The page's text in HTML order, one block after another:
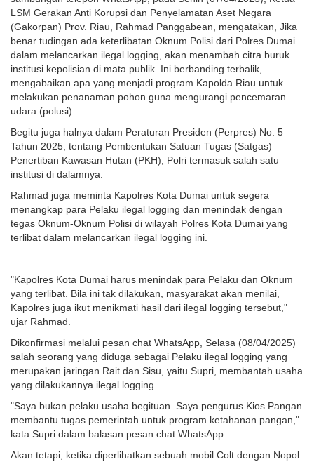
LSM Gerakan Anti Korupsi dan Penyelamatan Aset Negara
(Gakorpan) Prov. Riau, Rahmad Panggabean, mengatakan, Jika
benar tudingan ada keterlibatan Oknum Polisi dari Polres Dumai
dalam melancarkan ilegal logging, akan menambah citra buruk
institusi kepolisian di mata publik. Ini berbanding terbalik,
mengabaikan apa yang menjadi program Kapolda Riau untuk
melakukan penanaman pohon guna mengurangi pencemaran
udara (polusi).
Begitu juga halnya dalam Peraturan Presiden (Perpres) No. 5
Tahun 2025, tentang Pembentukan Satuan Tugas (Satgas)
Penertiban Kawasan Hutan (PKH), Polri termasuk salah satu
institusi di dalamnya.
Rahmad juga meminta Kapolres Kota Dumai untuk segera
menangkap para Pelaku ilegal logging dan menindak dengan
tegas Oknum-Oknum Polisi di wilayah Polres Kota Dumai yang
terlibat dalam melancarkan ilegal logging ini.
"Kapolres Kota Dumai harus menindak para Pelaku dan Oknum
yang terlibat. Bila ini tak dilakukan, masyarakat akan menilai,
Kapolres juga ikut menikmati hasil dari ilegal logging tersebut,"
ujar Rahmad.
Dikonfirmasi melalui pesan chat WhatsApp, Selasa (08/04/2025)
salah seorang yang diduga sebagai Pelaku ilegal logging yang
merupakan jaringan Rait dan Sisu, yaitu Supri, membantah usaha
yang dilakukannya ilegal logging.
"Saya bukan pelaku usaha begituan. Saya pengurus Kios Pangan
membantu tugas pemerintah untuk program ketahanan pangan,"
kata Supri dalam balasan pesan chat WhatsApp.
Akan tetapi, ketika diperlihatkan sebuah mobil Colt dengan Nopol.